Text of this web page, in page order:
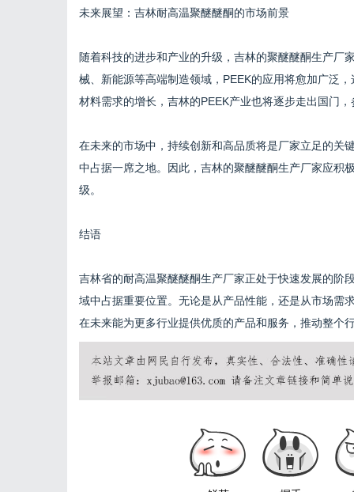
未来展望：吉林耐高温聚醚醚酮的市场前景
随着科技的进步和产业的升级，吉林的聚醚醚酮生产厂
械、新能源等高端制造领域，PEEK的应用将愈加广泛
材料需求的增长，吉林的PEEK产业也将逐步走出国门
在未来的市场中，持续创新和高品质将是厂家立足的关
中占据一席之地。因此，吉林的聚醚醚酮生产厂家应积
级。
结语
吉林省的耐高温聚醚醚酮生产厂家正处于快速发展的阶
域中占据重要位置。无论是从产品性能，还是从市场需
在未来能为更多行业提供优质的产品和服务，推动整个